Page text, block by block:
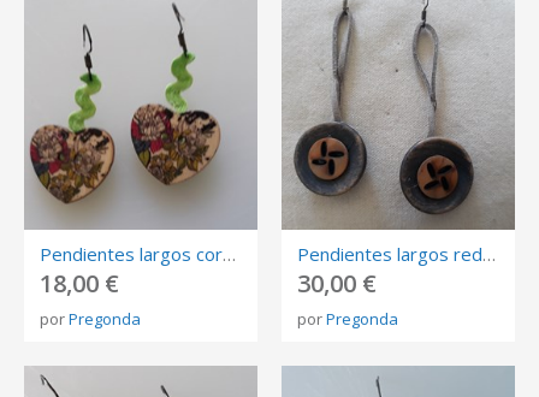
Pendientes largos corazón madera pintada gris verde,beige fornitura verde. Cierre plata oxidada
18,00 €
porPregonda
Pendientes largos redondos madera tono gris marrón desgastado. Cierre de gancho plata oxidada.
30,00 €
porPregonda